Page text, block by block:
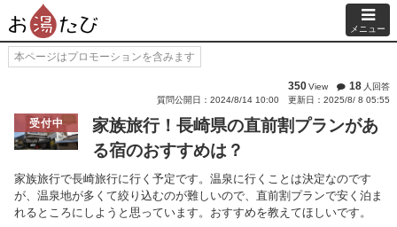
メニュー
本ページはプロモーションを含みます
350View 18 人回答
質問公開日：2024/8/14 10:00
更新日：2025/8/ 8 05:55
受付中
家族旅行！長崎県の直前割プランがあ
る宿のおすすめは？
家族旅行で長崎旅行に行く予定です。温泉に行くことは決定なのです
が、温泉地が多くて絞り込むのが難しいので、直前割プランで安く泊ま
れるところにしようと思っています。おすすめを教えてほしいです。